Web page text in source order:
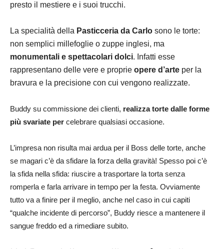
presto il mestiere e i suoi trucchi.
La specialità della Pasticceria da Carlo sono le torte:
non semplici millefoglie o zuppe inglesi, ma
monumentali e spettacolari dolci. Infatti esse
rappresentano delle vere e proprie opere d’arte per la
bravura e la precisione con cui vengono realizzate.
Buddy su commissione dei clienti, realizza torte dalle forme
più svariate per celebrare qualsiasi occasione.
L’impresa non risulta mai ardua per il Boss delle torte, anche
se magari c’è da sfidare la forza della gravità! Spesso poi c’è
la sfida nella sfida: riuscire a trasportare la torta senza
romperla e farla arrivare in tempo per la festa. Ovviamente
tutto va a finire per il meglio, anche nel caso in cui capiti
“qualche incidente di percorso”, Buddy riesce a mantenere il
sangue freddo ed a rimediare subito.